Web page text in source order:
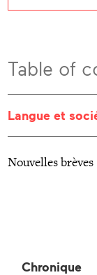
Table of
Langue et
Nouvelles brèves
Chronique